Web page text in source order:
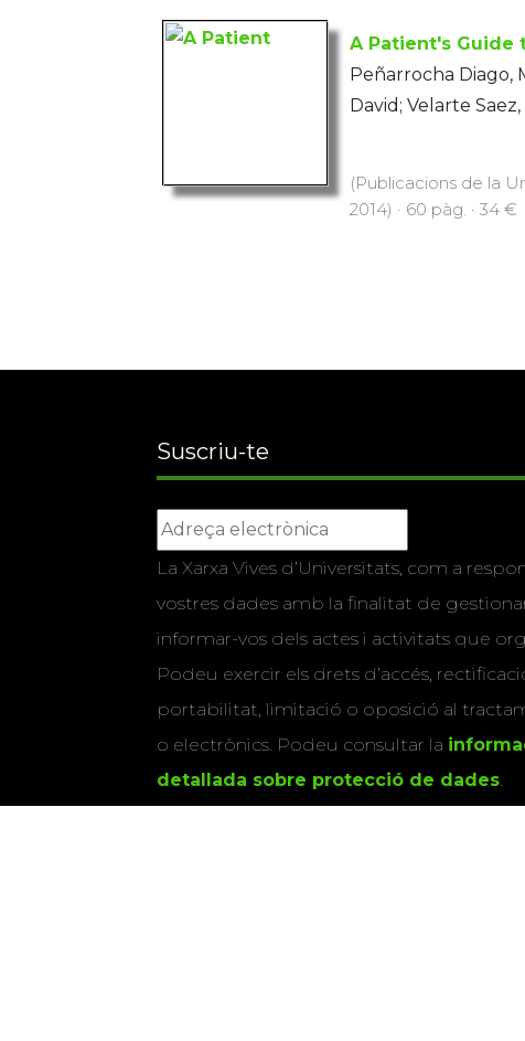
A Patient's Guide
Peñarrocha Diago,
David; Velarte Saez,
(Publicacions de la
2014) · 60 pàg. · 34 €
Suscriu-te
La Xarxa Vives d’Universitats, com a
vostres dades amb la finalitat de
informar-vos dels actes i activitats que
Podeu exercir els drets d’accés,
portabilitat, limitació o oposició al
o electrònics. Podeu consultar la
detallada sobre protecció de dades.